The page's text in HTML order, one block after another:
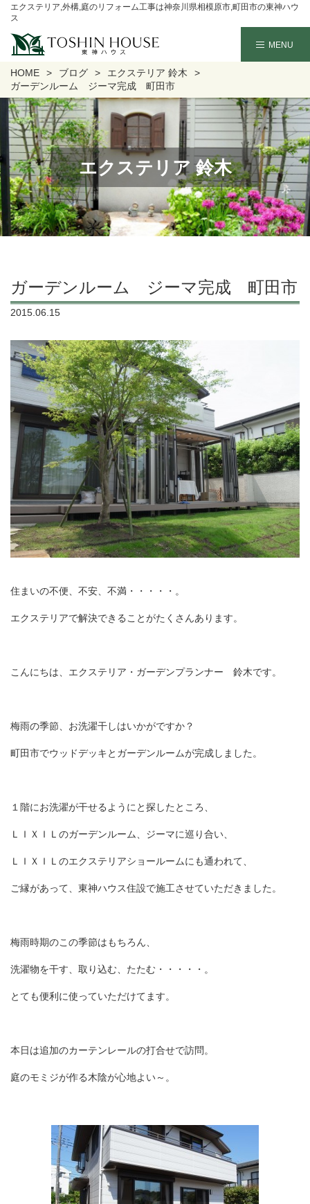
エクステリア,外構,庭のリフォーム工事は神奈川県相模原市,町田市の東神ハウ
ス
HOME ブログ
エクステリア 鈴木
ガーデンルーム ジーマ完成 町田市
エクステリア 鈴木
ガーデンルーム ジーマ完成 町田市
2015.06.15
住まいの不便、不安、不満・・・・・。
エクステリアで解決できることがたくさんあります。
こんにちは、エクステリア・ガーデンプランナー 鈴木です。
梅雨の季節、お洗濯干しはいかがですか？
町田市でウッドデッキとガーデンルームが完成しました。
１階にお洗濯が干せるようにと探したところ、
ＬＩＸＩＬのガーデンルーム、ジーマに巡り合い、
ＬＩＸＩＬのエクステリアショールームにも通われて、
ご縁があって、東神ハウス住設で施工させていただきました。
梅雨時期のこの季節はもちろん、
洗濯物を干す、取り込む、たたむ・・・・・。
とても便利に使っていただけてます。
本日は追加のカーテンレールの打合せで訪問。
庭のモミジが作る木陰が心地よい～。